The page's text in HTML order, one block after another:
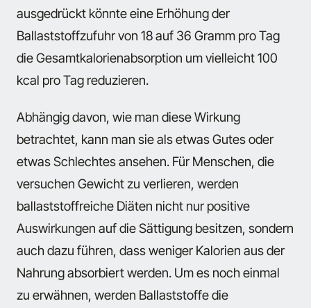
ausgedrückt könnte eine Erhöhung der
Ballaststoffzufuhr von 18 auf 36 Gramm pro Tag
die Gesamtkalorienabsorption um vielleicht 100
kcal pro Tag reduzieren.
Abhängig davon, wie man diese Wirkung
betrachtet, kann man sie als etwas Gutes oder
etwas Schlechtes ansehen. Für Menschen, die
versuchen Gewicht zu verlieren, werden
ballaststoffreiche Diäten nicht nur positive
Auswirkungen auf die Sättigung besitzen, sondern
auch dazu führen, dass weniger Kalorien aus der
Nahrung absorbiert werden. Um es noch einmal
zu erwähnen, werden Ballaststoffe die